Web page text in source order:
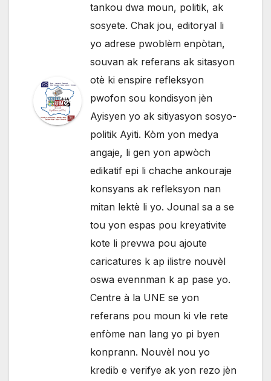
tankou dwa moun, politik, ak
sosyete. Chak jou, editoryal li
yo adrese pwoblèm enpòtan,
souvan ak referans ak sitasyon
otè ki enspire refleksyon
pwofon sou kondisyon jèn
Ayisyen yo ak sitiyasyon sosyo-
politik Ayiti. Kòm yon medya
angaje, li gen yon apwòch
edikatif epi li chache ankouraje
konsyans ak refleksyon nan
mitan lektè li yo. Jounal sa a se
tou yon espas pou kreyativite
kote li prevwa pou ajoute
caricatures k ap ilistre nouvèl
oswa evennman k ap pase yo.
Centre à la UNE se yon
referans pou moun ki vle rete
enfòme nan lang yo pi byen
konprann. Nouvèl nou yo
kredib e verifye ak yon rezo jèn